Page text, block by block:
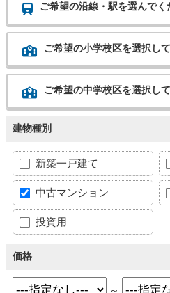
ご希望の沿線・駅を選んでく
ご希望の小学校区を選択し
ご希望の中学校区を選択し
建物種別
新築一戸建て
中古マンション
投資用
価格
～